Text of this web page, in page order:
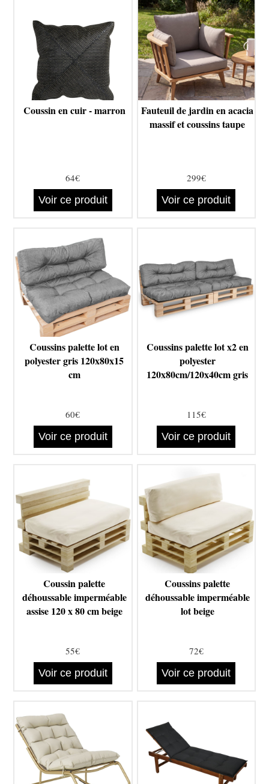
Coussin en cuir - marron
64€
Voir ce produit
Fauteuil de jardin en acacia
massif et coussins taupe
299€
Voir ce produit
Coussins palette lot en
polyester gris 120x80x15
cm
60€
Voir ce produit
Coussins palette lot x2 en
polyester
120x80cm/120x40cm gris
115€
Voir ce produit
Coussin palette
déhoussable imperméable
assise 120 x 80 cm beige
55€
Voir ce produit
Coussins palette
déhoussable imperméable
lot beige
72€
Voir ce produit